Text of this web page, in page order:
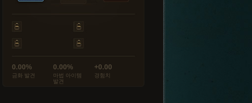
0.00%
금화 발견
0.00%
마법 아이템
발견
+0.00
경험치